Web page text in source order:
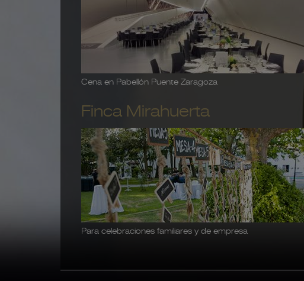
Cena en Pabellón Puente Zaragoza
Finca Mirahuerta
Para celebraciones familiares y de empresa